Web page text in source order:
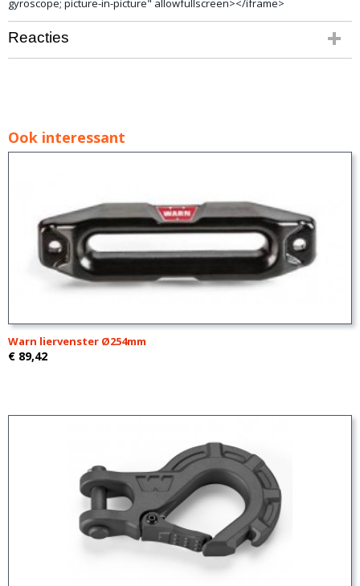
gyroscope; picture-in-picture" allowfullscreen></iframe>
Reacties
Ook interessant
Warn liervenster Ø254mm
€ 89,42